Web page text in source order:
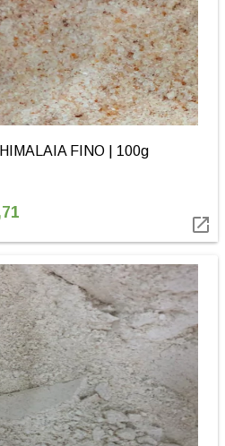
FINO | 100g
